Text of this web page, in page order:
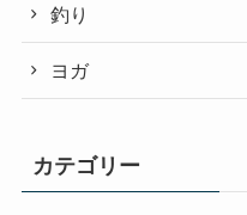
釣り
ヨガ
カテゴリー